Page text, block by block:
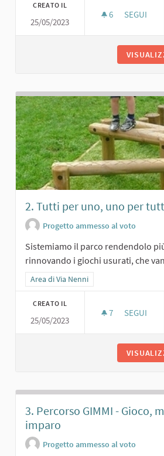
CREATO IL
25/05/2023
6 6
SEGUI
2. Tutti per uno, uno per
Progetto ammesso al voto
Sistemiamo il parco rendendolo
rinnovando i giochi usurati, che
Filtra i risultati per categoria: Area di
Area di Via Nenni
CREATO IL
25/05/2023
7 7
SEGUI
3. Percorso GIMMI - Gioco,
imparo
Progetto ammesso al voto